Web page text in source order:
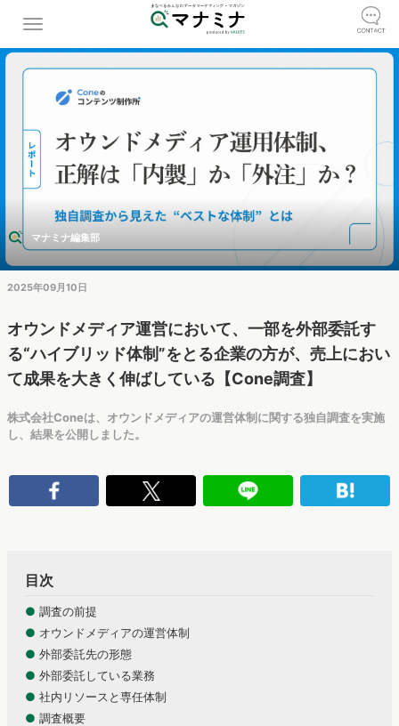
マナミナ編集部
2025年09月10日
オウンドメディア運営において、一部を外部委託す
る“ハイブリッド体制”をとる企業の方が、売上におい
て成果を大きく伸ばしている【Cone調査】
株式会社Coneは、オウンドメディアの運営体制に関する独自調査を実施
し、結果を公開しました。
目次
● 調査の前提
● オウンドメディアの運営体制
● 外部委託先の形態
● 外部委託している業務
● 社内リソースと専任体制
● 調査概要